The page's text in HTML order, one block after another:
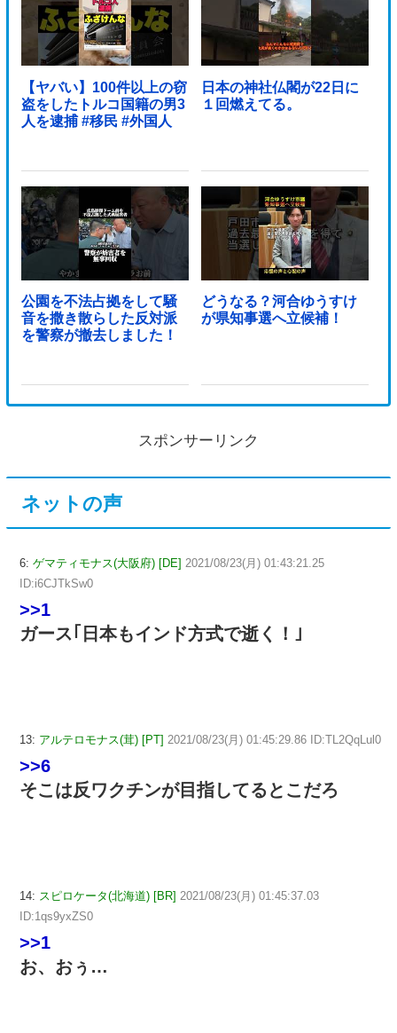
【ヤバい】100件以上の窃
盗をしたトルコ国籍の男3
人を逮捕 #移民 #外国人
日本の神社仏閣が22日に
１回燃えてる。
公園を不法占拠をして騒
音を撒き散らした反対派
を警察が撤去しました！
どうなる？河合ゆうすけ
が県知事選へ立候補！
スポンサーリンク
ネットの声
6: ゲマティモナス(大阪府) [DE] 2021/08/23(月) 01:43:21.25
ID:i6CJTkSw0
>>1
ガース｢日本もインド方式で逝く！｣
13: アルテロモナス(茸) [PT] 2021/08/23(月) 01:45:29.86 ID:TL2QqLul0
>>6
そこは反ワクチンが目指してるとこだろ
14: スピロケータ(北海道) [BR] 2021/08/23(月) 01:45:37.03
ID:1qs9yxZS0
>>1
お、おぅ…